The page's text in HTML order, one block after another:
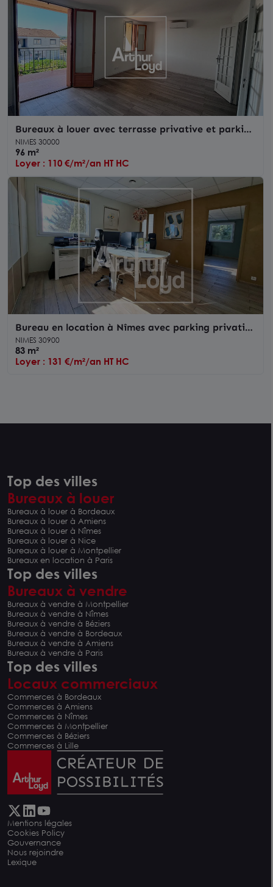
Bureaux à louer avec terrasse privative et parking
à Nîmes Carémeau
NIMES 30000
96 m²
Loyer : 110 €/m²/an HT HC
Bureau en location à Nîmes avec parking privatif
et accessibilité PMR
NIMES 30900
83 m²
Loyer : 131 €/m²/an HT HC
Top des villes
Bureaux à louer
Bureaux à louer à Bordeaux
Bureaux à louer à Amiens
Bureaux à louer à Nîmes
Bureaux à louer à Nice
Bureaux à louer à Montpellier
Bureaux en location à Paris
Top des villes
Bureaux à vendre
Bureaux à vendre à Montpellier
Bureaux à vendre à Nîmes
Bureaux à vendre à Béziers
Bureaux à vendre à Bordeaux
Bureaux à vendre à Amiens
Bureaux à vendre à Paris
Top des villes
Locaux commerciaux
Commerces à Bordeaux
Commerces à Amiens
Commerces à Nîmes
Commerces à Montpellier
Commerces à Béziers
Commerces à Lille
Mentions légales
Cookies Policy
Gouvernance
Nous rejoindre
Lexique